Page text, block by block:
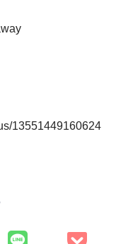
13551449160624